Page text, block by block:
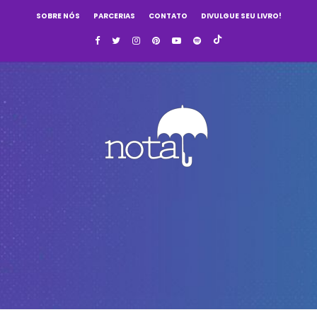
SOBRE NÓS PARCERIAS CONTATO DIVULGUE SEU LIVRO!